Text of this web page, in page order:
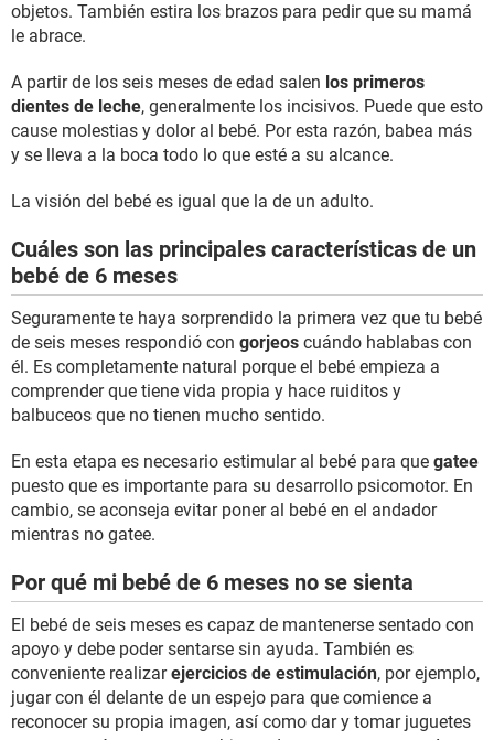
objetos. También estira los brazos para pedir que su mamá
le abrace.
A partir de los seis meses de edad salen los primeros
dientes de leche, generalmente los incisivos. Puede que esto
cause molestias y dolor al bebé. Por esta razón, babea más
y se lleva a la boca todo lo que esté a su alcance.
La visión del bebé es igual que la de un adulto.
Cuáles son las principales características de un
bebé de 6 meses
Seguramente te haya sorprendido la primera vez que tu bebé
de seis meses respondió con gorjeos cuándo hablabas con
él. Es completamente natural porque el bebé empieza a
comprender que tiene vida propia y hace ruiditos y
balbuceos que no tienen mucho sentido.
En esta etapa es necesario estimular al bebé para que gatee
puesto que es importante para su desarrollo psicomotor. En
cambio, se aconseja evitar poner al bebé en el andador
mientras no gatee.
Por qué mi bebé de 6 meses no se sienta
El bebé de seis meses es capaz de mantenerse sentado con
apoyo y debe poder sentarse sin ayuda. También es
conveniente realizarejercicios de estimulación, por ejemplo,
jugar con él delante de un espejo para que comience a
reconocer su propia imagen, así como dar y tomar juguetes